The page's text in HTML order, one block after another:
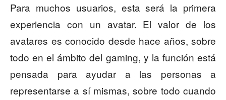
Para muchos usuarios, esta será la primera
experiencia con un avatar. El valor de los
avatares es conocido desde hace años, sobre
todo en el ámbito del gaming, y la función está
pensada para ayudar a las personas a
representarse a sí mismas, sobre todo cuando